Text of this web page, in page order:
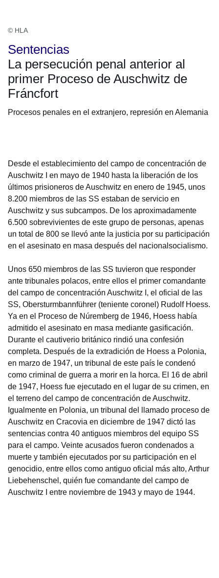
© HLA
Sentencias
La persecución penal anterior al
primer Proceso de Auschwitz de
Fráncfort
Procesos penales en el extranjero, represión en Alemania
Desde el establecimiento del campo de concentración de
Auschwitz I en mayo de 1940 hasta la liberación de los
últimos prisioneros de Auschwitz en enero de 1945, unos
8.200 miembros de las SS estaban de servicio en
Auschwitz y sus subcampos. De los aproximadamente
6.500 sobrevivientes de este grupo de personas, apenas
un total de 800 se llevó ante la justicia por su participación
en el asesinato en masa después del nacionalsocialismo.
Unos 650 miembros de las SS tuvieron que responder
ante tribunales polacos, entre ellos el primer comandante
del campo de concentración Auschwitz I, el oficial de las
SS, Obersturmbannführer (teniente coronel) Rudolf Hoess.
Ya en el Proceso de Núremberg de 1946, Hoess había
admitido el asesinato en masa mediante gasificación.
Durante el cautiverio británico rindió una confesión
completa. Después de la extradición de Hoess a Polonia,
en marzo de 1947, un tribunal de este país le condenó
como criminal de guerra a morir en la horca. El 16 de abril
de 1947, Hoess fue ejecutado en el lugar de su crimen, en
el terreno del campo de concentración de Auschwitz.
Igualmente en Polonia, un tribunal del llamado proceso de
Auschwitz en Cracovia en diciembre de 1947 dictó las
sentencias contra 40 antiguos miembros del equipo SS
para el campo. Veinte acusados fueron condenados a
muerte y también ejecutados por su participación en el
genocidio, entre ellos como antiguo oficial más alto, Arthur
Liebehenschel, quién fue comandante del campo de
Auschwitz I entre noviembre de 1943 y mayo de 1944.